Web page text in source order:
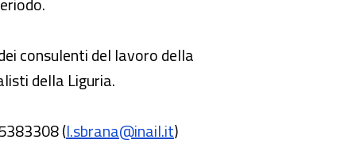
consulenti del lavoro della
della Liguria.
(l.sbrana@inail.it)